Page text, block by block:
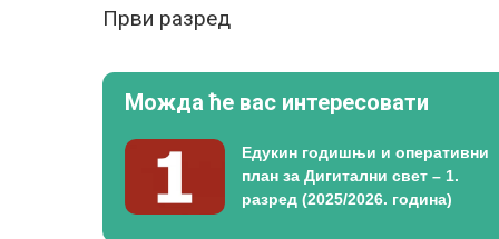
Први разред
Можда ће вас интересовати
Едукин годишњи и оперативни
план за Дигитални свет – 1.
разред (2025/2026. година)